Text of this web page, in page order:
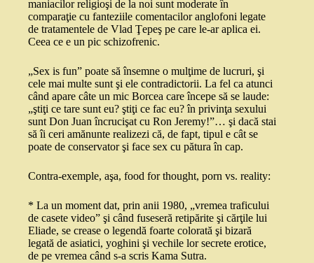
maniacilor religioşi de la noi sunt moderate în
comparaţie cu fanteziile comentacilor anglofoni legate
de tratamentele de Vlad Ţepeş pe care le-ar aplica ei.
Ceea ce e un pic schizofrenic.
„Sex is fun” poate să însemne o mulţime de lucruri, şi
cele mai multe sunt şi ele contradictorii. La fel ca atunci
când apare câte un mic Borcea care începe să se laude:
„ştiţi ce tare sunt eu? ştiţi ce fac eu? în privinţa sexului
sunt Don Juan încrucişat cu Ron Jeremy!”… şi dacă stai
să îi ceri amănunte realizezi că, de fapt, tipul e cât se
poate de conservator şi face sex cu pătura în cap.
Contra-exemple, aşa, food for thought, porn vs. reality:
* La un moment dat, prin anii 1980, „vremea traficului
de casete video” şi când fuseseră retipărite şi cărţile lui
Eliade, se crease o legendă foarte colorată şi bizară
legată de asiatici, yoghini şi vechile lor secrete erotice,
de pe vremea când s-a scris Kama Sutra.